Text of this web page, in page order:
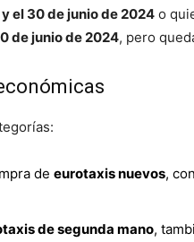
el 30 de junio de 2024 o
de junio de 2024, pero
de eurotaxis nuevos,
de segunda mano,